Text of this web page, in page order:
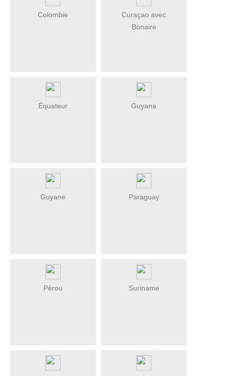
Colombie
Curaçao avec
Bonaire
Équateur Guyana
Guyane Paraguay
Pérou Suriname